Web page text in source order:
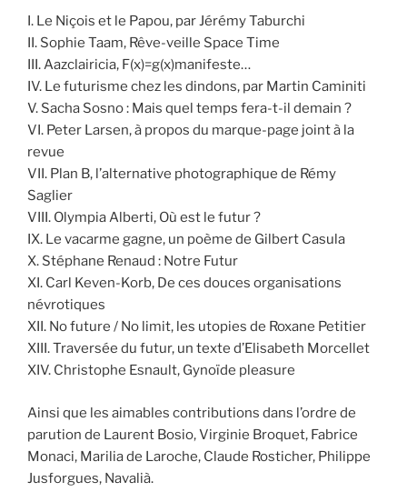
I. Le Niçois et le Papou, par Jérémy Taburchi
II. Sophie Taam, Rêve-veille Space Time
III. Aazclairicia, F(x)=g(x)manifeste…
IV. Le futurisme chez les dindons, par Martin Caminiti
V. Sacha Sosno : Mais quel temps fera-t-il demain ?
VI. Peter Larsen, à propos du marque-page joint à la
revue
VII. Plan B, l’alternative photographique de Rémy
Saglier
VIII. Olympia Alberti, Où est le futur ?
IX. Le vacarme gagne, un poème de Gilbert Casula
X. Stéphane Renaud : Notre Futur
XI. Carl Keven-Korb, De ces douces organisations
névrotiques
XII. No future / No limit, les utopies de Roxane Petitier
XIII. Traversée du futur, un texte d’Elisabeth Morcellet
XIV. Christophe Esnault, Gynoïde pleasure
Ainsi que les aimables contributions dans l’ordre de
parution de Laurent Bosio, Virginie Broquet, Fabrice
Monaci, Marilia de Laroche, Claude Rosticher, Philippe
Jusforgues, Navalià.